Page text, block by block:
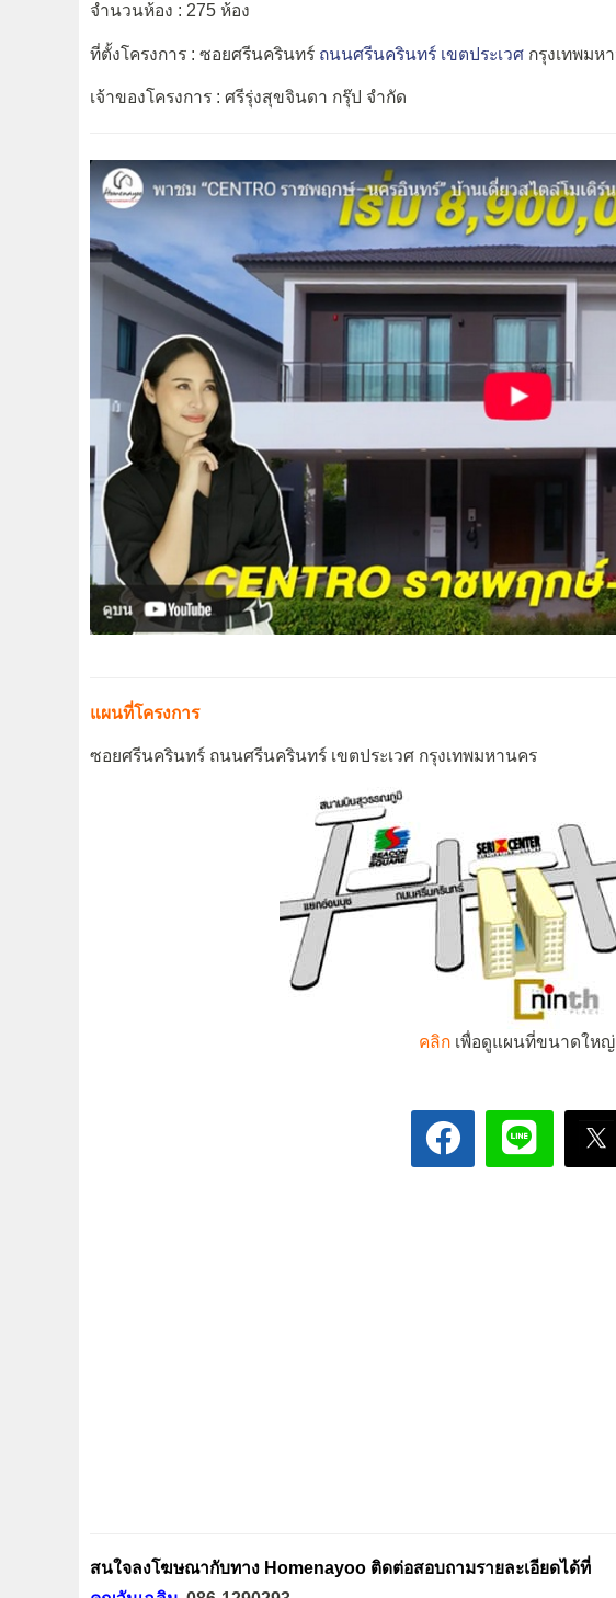
จำนวนห้อง : 275 ห้อง
ที่ตั้งโครงการ : ซอยศรีนครินทร์ ถนนศรีนครินทร์ เขตประเวศ กรุงเทพมห
เจ้าของโครงการ : ศรีรุ่งสุขจินดา กรุ๊ป จำกัด
แผนที่โครงการ
ซอยศรีนครินทร์ ถนนศรีนครินทร์ เขตประเวศ กรุงเทพมหานคร
คลิกเพื่อดูแผนที่ขนาดใหญ่
สนใจลงโฆษณากับทาง Homenayoo ติดต่อสอบถามรายละเอียดได้ที่